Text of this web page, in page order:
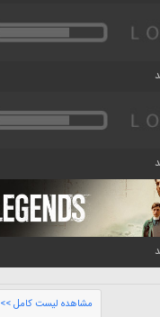
مشاهده لیست کامل >>